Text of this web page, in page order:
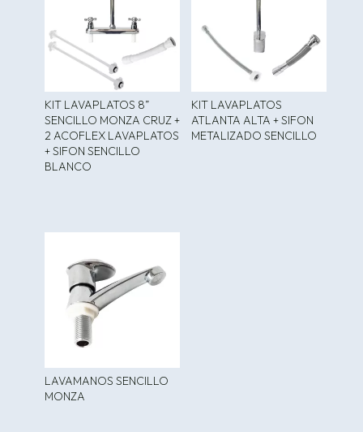
KIT LAVAPLATOS 8”
SENCILLO MONZA CRUZ +
2 ACOFLEX LAVAPLATOS
+ SIFON SENCILLO
BLANCO
KIT LAVAPLATOS
ATLANTA ALTA + SIFON
METALIZADO SENCILLO
LAVAMANOS SENCILLO
MONZA